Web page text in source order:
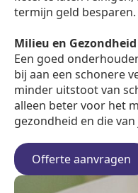
termijn geld besparen.
Milieu en Gezondheid
Een goed
bij aan een schonere
minder uitstoot van
alleen beter voor het
gezondheid en die van
Offerte aanvragen